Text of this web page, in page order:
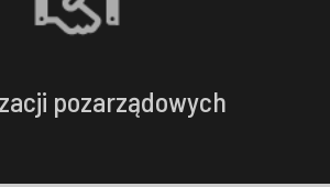
pozarządowych